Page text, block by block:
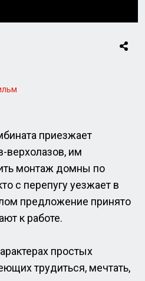
приезжает
верхолазов, им
монтаж домны по
с перепугу уезжает в
предложение принято
к работе.
простых
трудиться, мечтать,